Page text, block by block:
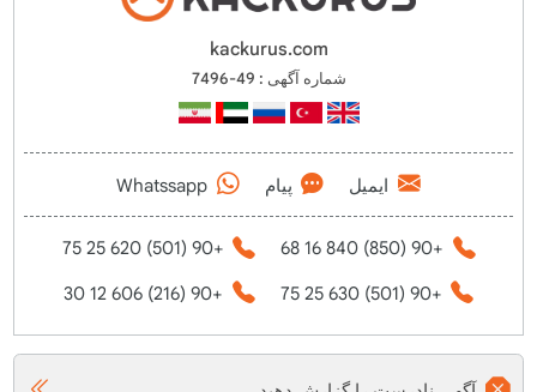
kackurus.com
شماره آگهی : 49-7496
ایمیل پیام Whatssapp
+90 (850) 840 16 68
+90 (501) 620 25 75
+90 (501) 630 25 75
+90 (216) 606 12 30